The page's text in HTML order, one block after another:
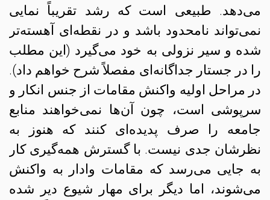
می‌دهد. طبیعی است که رشد تقریباً نمایی
نمی‌تواند نامحدود باشد و در نقطه‌ای آهسته‌تر
شده و سیر نزولی به خود می‌گیرد (این مطلب
را در جستار جداگانه‌ای مفصلاً شرح خواهم داد).
در مراحل اولیه واکنش مقامات از جنس انکار و
سرپوشی است، چون آن‌ها نمی‌خواهند منابع
جامعه را صرف پدیده‌ای کنند که هنوز به
نظرشان جدی نیست. با گسترش همه‌گیری کار
به جایی می‌رسد که مقامات وادار به واکنش
می‌شوند، اما دیگر برای مهار شیوع دیر شده